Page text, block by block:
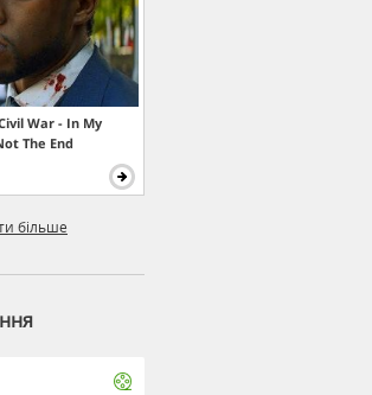
War - In My
The End
більше